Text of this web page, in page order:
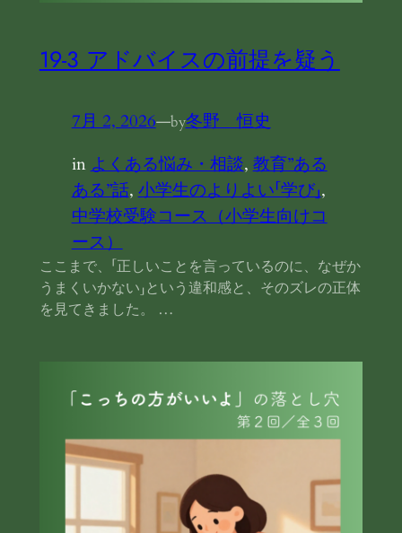
19-3 アドバイスの前提を疑う
7月 2, 2026—by冬野 恒史
inよくある悩み・相談, 教育”ある
ある”話, 小学生のよりよい「学び」
中学校受験コース（小学生向けコ
ース）
ここまで、「正しいことを言っているのに、なぜか
うまくいかない」という違和感と、そのズレの正体
を見てきました。 …